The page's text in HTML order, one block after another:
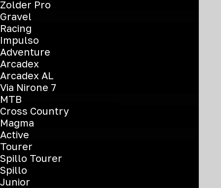
Zolder Pro
Gravel
Racing
Impulso
Adventure
Arcadex
Arcadex AL
Via Nirone 7
MTB
Cross Country
Magma
Active
Tourer
Spillo Tourer
Spillo
Junior
28'' - Bosch Perf Line 600 Wh - Deore10
YVB9T
T-Tronik X 9.2 TRK
Recommended Retail Price
€3.390
Trova il rivenditore più vicino
Color